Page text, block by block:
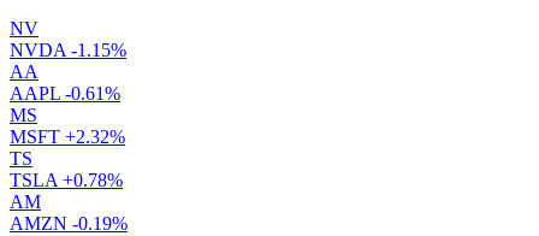
NV
NVDA -1.15%
AA
AAPL -0.61%
MS
MSFT +2.32%
TS
TSLA +0.78%
AM
AMZN -0.19%